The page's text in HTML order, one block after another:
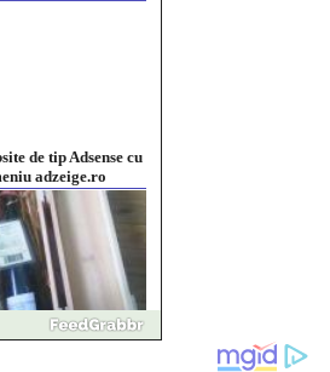
de tip Adsense cu
adzeige.ro
sticlă cu vin din